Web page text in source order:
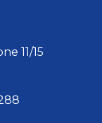
11/15